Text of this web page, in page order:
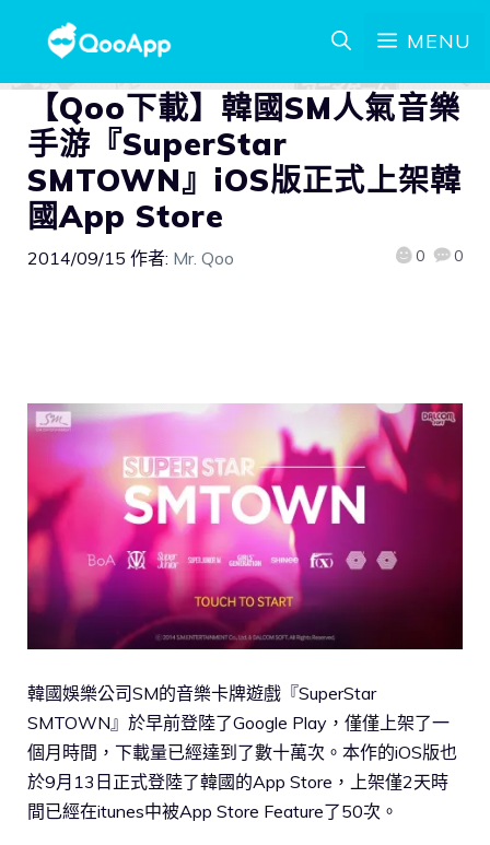
MENU
【Qoo下載】韓國SM人氣音樂
手游『SuperStar
SMTOWN』iOS版正式上架韓
國App Store
2014/09/15 作者: Mr. Qoo 0 0
韓國娛樂公司SM的音樂卡牌遊戲『SuperStar
SMTOWN』於早前登陸了Google Play，僅僅上架了一
個月時間，下載量已經達到了數十萬次。本作的iOS版也
於9月13日正式登陸了韓國的App Store，上架僅2天時
間已經在itunes中被App Store Feature了50次。